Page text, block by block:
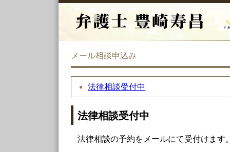
メール相談申込み
法律相談受付中
法律相談受付中
法律相談の予約をメールにて受付けます